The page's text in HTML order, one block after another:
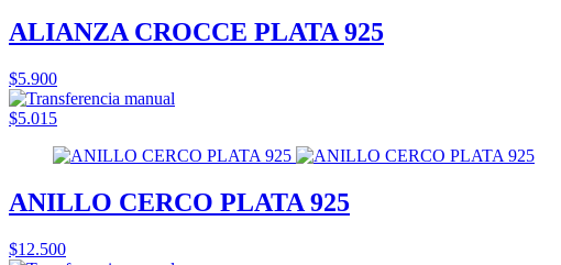
ALIANZA CROCCE PLATA 925
$5.900
$5.015
ANILLO CERCO PLATA 925
$12.500